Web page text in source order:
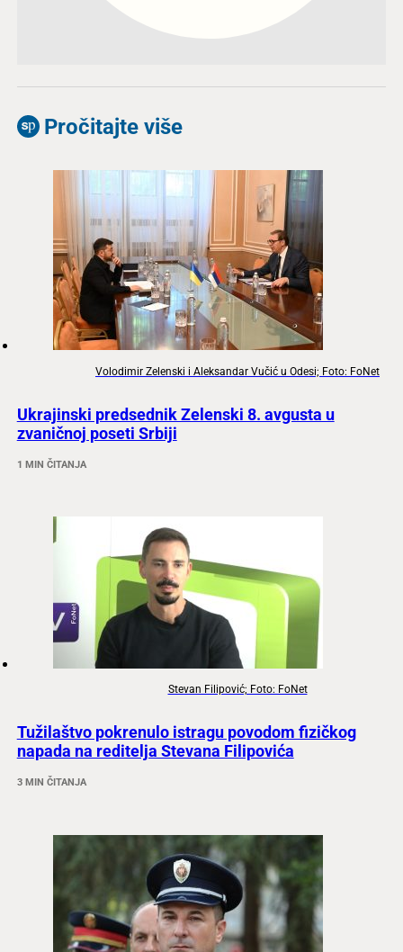
Pročitajte više
Volodimir Zelenski i Aleksandar Vučić u Odesi; Foto: FoNet
Ukrajinski predsednik Zelenski 8. avgusta u
zvaničnoj poseti Srbiji
1 MIN ČITANJA
Stevan Filipović; Foto: FoNet
Tužilaštvo pokrenulo istragu povodom fizičkog
napada na reditelja Stevana Filipovića
3 MIN ČITANJA